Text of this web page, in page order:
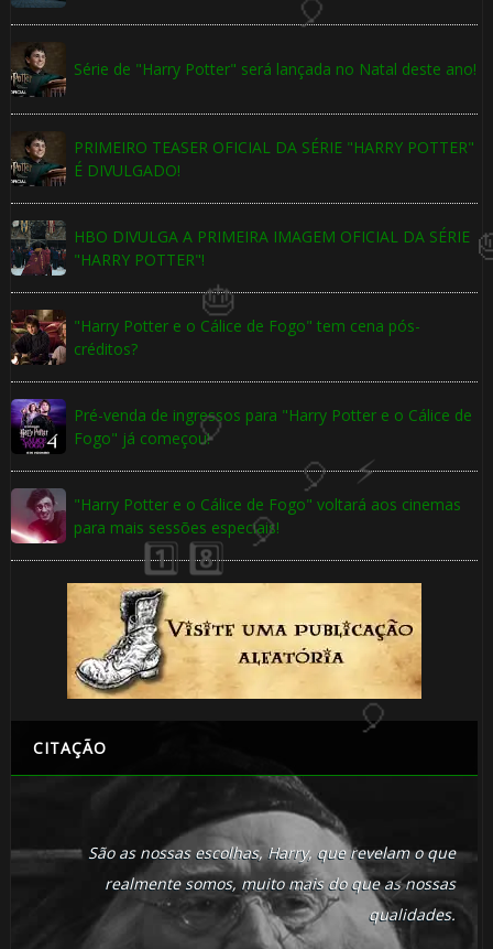
Série de "Harry Potter" será lançada no Natal deste ano!
PRIMEIRO TEASER OFICIAL DA SÉRIE "HARRY POTTER"
É DIVULGADO!
HBO DIVULGA A PRIMEIRA IMAGEM OFICIAL DA SÉRIE
"HARRY POTTER"!
"Harry Potter e o Cálice de Fogo" tem cena pós-
créditos?
Pré-venda de ingressos para "Harry Potter e o Cálice de
Fogo" já começou!
"Harry Potter e o Cálice de Fogo" voltará aos cinemas
para mais sessões especiais!
CITAÇÃO
São as nossas escolhas, Harry, que revelam o que
realmente somos, muito mais do que as nossas
qualidades.
1️⃣ 8️⃣